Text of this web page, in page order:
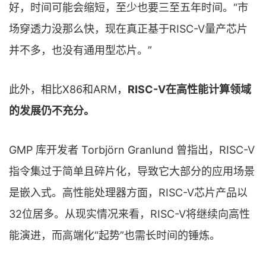
好，时间可能会缩短，至少也要三至五年时间。“市
场穿透力没那么快，现在真正基于RISC-V量产芯片
并不多，也没有通用型芯片。”
此外，相比X86和ARM， RISC-V在高性能计算领域
的发展仍不充分。
GMP 库开发者 Torbjörn Granlund 曾指出，RISC-V
指令集过于简单且碎片化，导致它大部分的应用场景
是嵌入式。高性能处理器方面，RISC-V芯片产品以
32位居多。从现实情况来看，RISC-V将继续向高性
能演进，而高端化“起势”也需长时间的锤炼。